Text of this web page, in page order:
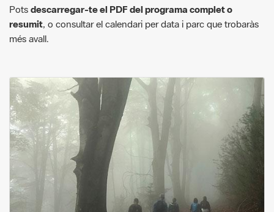
Pots descarregar-te el PDF del programa complet o
resumit, o consultar el calendari per data i parc que trobaràs
més avall.